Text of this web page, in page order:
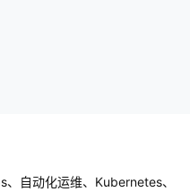
、自动化运维、Kubernetes、